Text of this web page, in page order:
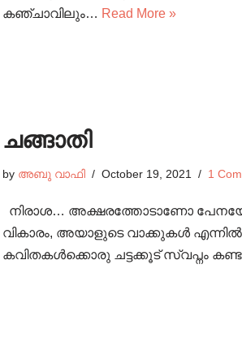
കഞ്ചാവിലും… Read More »
ചങ്ങാതി
by അബു വാഫി October 19, 2021 1
നിരാശ… അക്ഷരത്തോടാണോ
വികാരം, അയാളുടെ വാക്കുകൾ
കവിതകൾക്കൊരു ചട്ടക്കൂട് സ്വപ്നം